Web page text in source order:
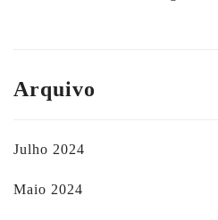
Arquivo
Julho 2024
Maio 2024